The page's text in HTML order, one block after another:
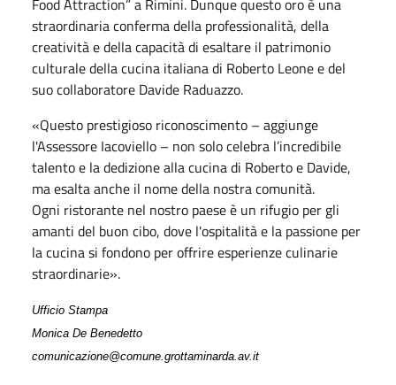
straordinaria conferma della professionalità, della
creatività e della capacità di esaltare il patrimonio
culturale della cucina italiana di Roberto Leone e del
suo collaboratore Davide Raduazzo.
«Questo prestigioso riconoscimento – aggiunge
l'Assessore Iacoviello – non solo celebra l’incredibile
talento e la dedizione alla cucina di Roberto e Davide,
ma esalta anche il nome della nostra comunità.
Ogni ristorante nel nostro paese è un rifugio per gli
amanti del buon cibo, dove l'ospitalità e la passione per
la cucina si fondono per offrire esperienze culinarie
straordinarie».
Ufficio Stampa
Monica De Benedetto
comunicazione@comune.grottaminarda.av.it